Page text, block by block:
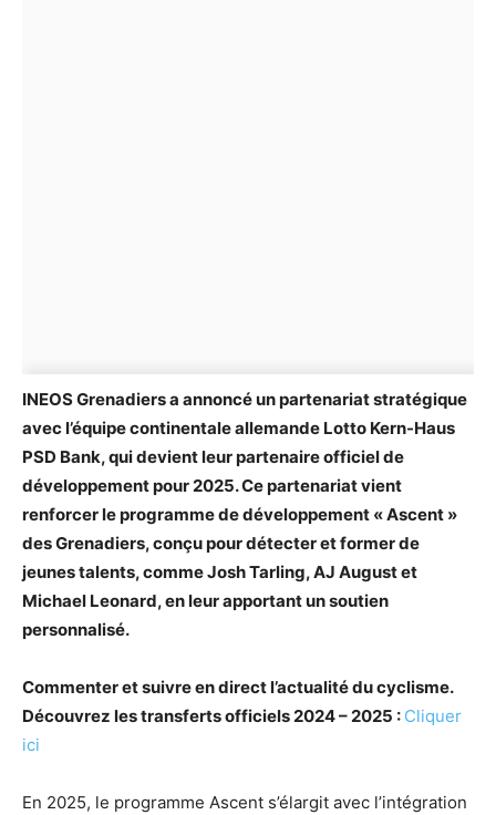
INEOS Grenadiers a annoncé un partenariat stratégique
avec l’équipe continentale allemande Lotto Kern-Haus
PSD Bank, qui devient leur partenaire officiel de
développement pour 2025. Ce partenariat vient
renforcer le programme de développement « Ascent »
des Grenadiers, conçu pour détecter et former de
jeunes talents, comme Josh Tarling, AJ August et
Michael Leonard, en leur apportant un soutien
personnalisé.
Commenter et suivre en direct l’actualité du cyclisme.
Découvrez les transferts officiels 2024 – 2025 : Cliquer
ici
En 2025, le programme Ascent s’élargit avec l’intégration